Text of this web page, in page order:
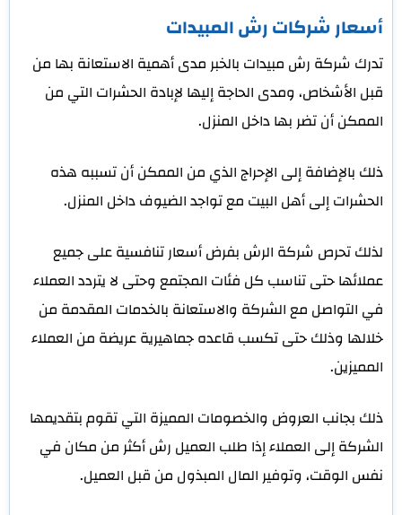
أسعار شركات رش المبيدات
تدرك شركة رش مبيدات بالخبر مدى أهمية الاستعانة بها من
قبل الأشخاص، ومدى الحاجة إليها لإبادة الحشرات التي من
الممكن أن تضر بها داخل المنزل.
ذلك بالإضافة إلى الإحراج الذي من الممكن أن تسببه هذه
الحشرات إلى أهل البيت مع تواجد الضيوف داخل المنزل.
لذلك تحرص شركة الرش بفرض أسعار تنافسية على جميع
عملائها حتى تناسب كل فئات المجتمع وحتى لا يتردد العملاء
في التواصل مع الشركة والاستعانة بالخدمات المقدمة من
خلالها وذلك حتى تكسب قاعده جماهيرية عريضة من العملاء
المميزين.
ذلك بجانب العروض والخصومات المميزة التي تقوم بتقديمها
الشركة إلى العملاء إذا طلب العميل رش أكثر من مكان في
نفس الوقت، وتوفير المال المبذول من قبل العميل.